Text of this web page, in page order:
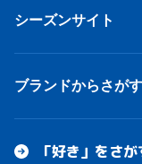
シーズンサイト
ブランドからさがす
「好き」をさが